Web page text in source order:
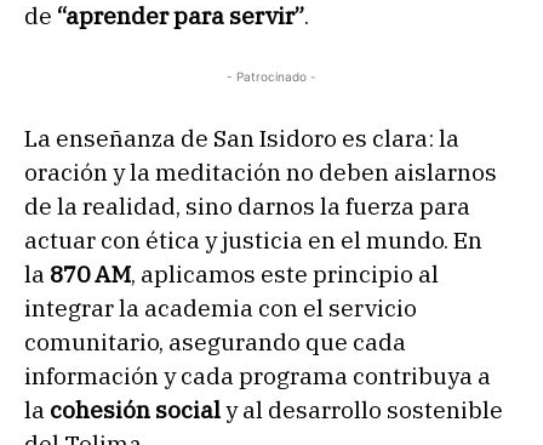
de “aprender para servir”.
- Patrocinado -
La enseñanza de San Isidoro es clara: la
oración y la meditación no deben aislarnos
de la realidad, sino darnos la fuerza para
actuar con ética y justicia en el mundo. En
la 870 AM, aplicamos este principio al
integrar la academia con el servicio
comunitario, asegurando que cada
información y cada programa contribuya a
la cohesión socialy al desarrollo sostenible